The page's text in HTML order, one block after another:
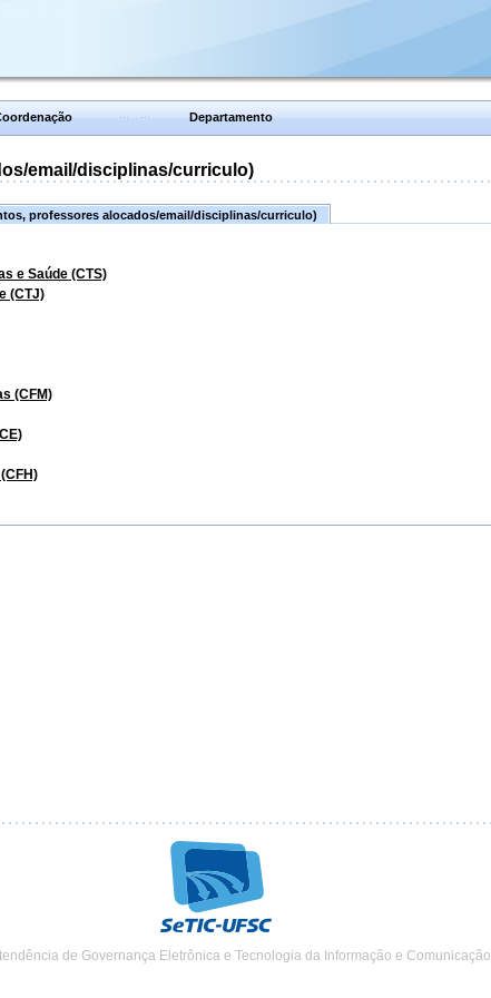
Departamento
email/disciplinas/curriculo)
professores alocados/email/disciplinas/curriculo)
e Saúde (CTS)
(CTJ)
(CFM)
de Governança Eletrônica e Tecnologia da Informação e Comunicação